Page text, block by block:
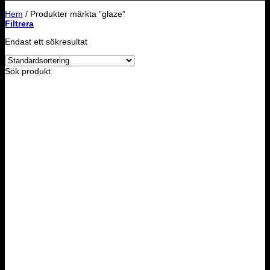
Hem / Produkter märkta ”glaze”
Filtrera
Endast ett sökresultat
Sök produkt